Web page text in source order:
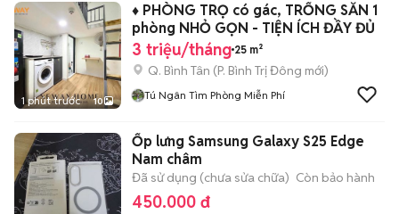
1 phút trước 10
♦️ PHÒNG TRỌ có gác, TRỐNG SẴN 1
phòng NHỎ GỌN - TIỆN ÍCH ĐẦY ĐỦ
3 triệu/tháng 25 m²
Q. Bình Tân (P. Bình Trị Đông mới)
Tú Ngân Tìm Phòng Miễn Phí
Ốp lưng Samsung Galaxy S25 Edge
Nam châm
Đã sử dụng (chưa sửa chữa) Còn bảo hành
450.000 đ